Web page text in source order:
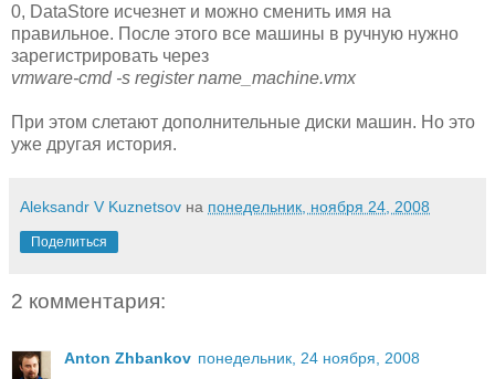
0, DataStore исчезнет и можно сменить имя на
правильное. После этого все машины в ручную нужно
зарегистрировать через
vmware-cmd -s register name_machine.vmx
При этом слетают дополнительные диски машин. Но это
уже другая история.
Aleksandr V Kuznetsov на понедельник, ноября 24, 2008
Поделиться
2 комментария:
Anton Zhbankov понедельник, 24 ноября, 2008